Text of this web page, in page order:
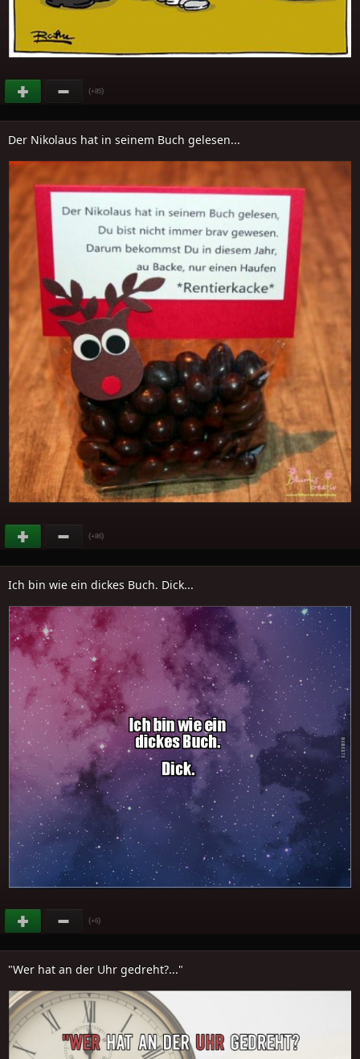
(+85)
Der Nikolaus hat in seinem Buch gelesen...
(+86)
Ich bin wie ein dickes Buch. Dick...
(+6)
"Wer hat an der Uhr gedreht?..."